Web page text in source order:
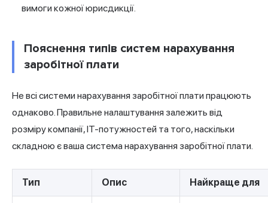
вимоги кожної юрисдикції.
Пояснення типів систем нарахування
заробітної плати
Не всі системи нарахування заробітної плати працюють
однаково. Правильне налаштування залежить від
розміру компанії, ІТ-потужностей та того, наскільки
складною є ваша система нарахування заробітної плати.
Тип Опис Найкраще для